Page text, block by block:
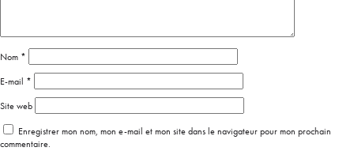
Nom *
E-mail *
Site web
Enregistrer mon nom, mon e-mail et mon site dans le navigateur pour mon prochain
commentaire.